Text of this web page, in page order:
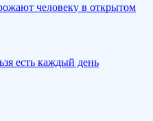
человеку в открытом
есть каждый день